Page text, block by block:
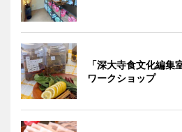
「深大寺食文化編集
ワークショップ